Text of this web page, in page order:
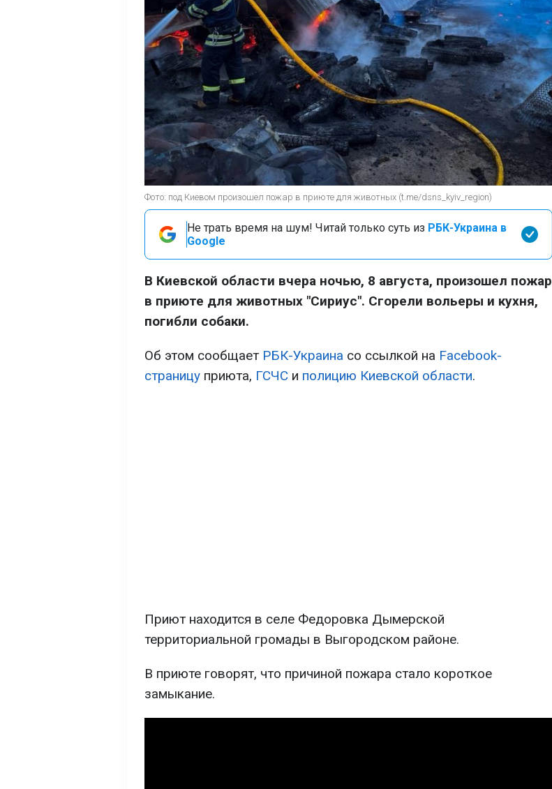
Фото: под Киевом произошел пожар в приюте для животных (t.me/dsns_kyiv_region)
Не трать время на шум! Читай только суть из РБК-Украина в
Google
В Киевской области вчера ночью, 8 августа, произошел пожар
в приюте для животных "Сириус". Сгорели вольеры и кухня,
погибли собаки.
Об этом сообщает РБК-Украина со ссылкой на Facebook-
страницу приюта, ГСЧС и полицию Киевской области.
Приют находится в селе Федоровка Дымерской
территориальной громады в Выгородском районе.
В приюте говорят, что причиной пожара стало короткое
замыкание.